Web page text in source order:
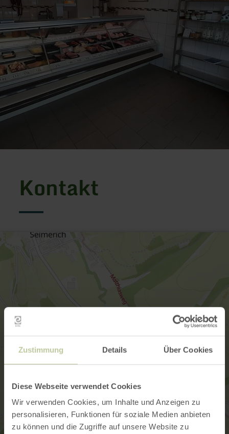
Zustimmung Details Über Cookies
Diese Webseite verwendet Cookies
Wir verwenden Cookies, um Inhalte und Anzeigen zu
personalisieren, Funktionen für soziale Medien anbieten
zu können und die Zugriffe auf unsere Website zu
Kontakt